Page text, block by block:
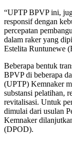
“UPTP BPVP ini,
responsif dengan
percepatan
dalam raker yang
Estelita Runtunewe
Beberapa bentuk
BPVP di beberapa
(UPTP) Kemnaker
substansi pelatihan,
revitalisasi. Untuk
dimulai dari usulan
Kemnaker
(DPOD).